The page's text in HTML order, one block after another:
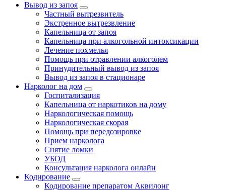
Вывод из запоя
Частный вытрезвитель
Экстренное вытрезвление
Капельница от запоя
Капельница при алкогольной интоксикации
Лечение похмелья
Помощь при отравлении алкоголем
Принудительный вывод из запоя
Вывод из запоя в стационаре
Нарколог на дом
Госпитализация
Капельница от наркотиков на дому
Наркологическая помощь
Наркологическая скорая
Помощь при передозировке
Прием нарколога
Снятие ломки
УБОД
Консультация нарколога онлайн
Кодирование
Кодирование препаратом Аквилонг